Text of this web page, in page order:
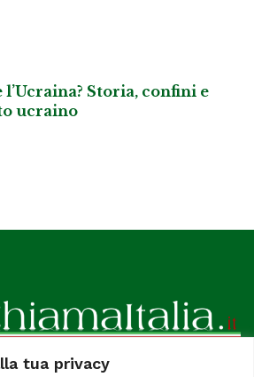
tua privacy
l’Ucraina? Storia, confini e
ucraino